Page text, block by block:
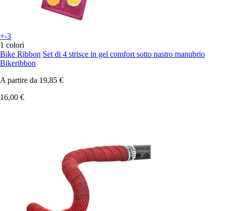
+-3
1 colori
Bike Ribbon Set di 4 strisce in gel comfort sotto nastro manubrio
Bikeribbon
A partire da 19,85 €
16,00 €